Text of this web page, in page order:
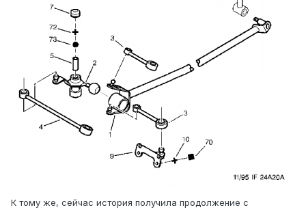
К тому же, сейчас история получила продолжение с